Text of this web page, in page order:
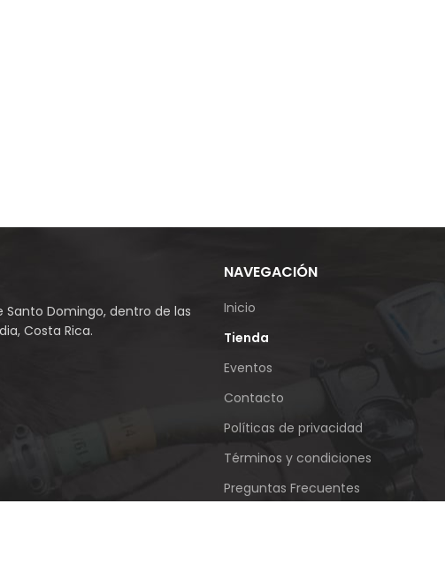
Domingo, dentro de las
Costa Rica.
NAVEGACIÓN
Inicio
Tienda
Eventos
Contacto
Políticas de privacidad
Términos y condiciones
Preguntas Frecuentes